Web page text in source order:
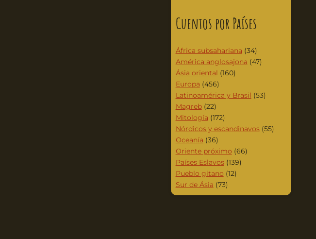
Cuentos por Países
África subsahariana (34)
América anglosajona (47)
Ásia oriental (160)
Europa (456)
Latinoamérica y Brasil (53)
Magreb(22)
Mitología (172)
Nórdicos y escandinavos(55)
Oceanía (36)
Oriente próximo (66)
Países Eslavos(139)
Pueblo gitano (12)
Sur de Ásia (73)